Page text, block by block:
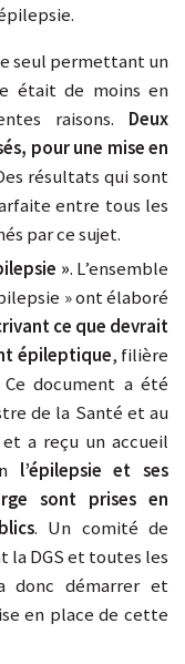
seul permettant un
était de moins en
raisons. Deux
pour une mise en
résultats qui sont
entre tous les
par ce sujet.
». L’ensemble
» ont élaboré
ce que devrait
épileptique, filière
Ce document a été
de la Santé et au
a reçu un accueil
l’épilepsie et ses
sont prises en
. Un comité de
la DGS et toutes les
donc démarrer et
en place de cette